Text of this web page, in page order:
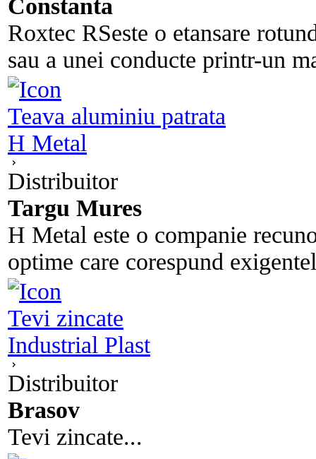
Constanta
Roxtec RSeste o etansare
sau a unei conducte printr-un
Teava aluminiu patrata
H Metal
Distribuitor
Targu Mures
H Metal este o companie
optime care corespund
Tevi zincate
Industrial Plast
Distribuitor
Brasov
Tevi zincate...